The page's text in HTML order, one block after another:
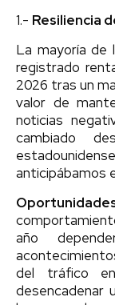
1.- Resiliencia
La mayoría de
registrado
2026 tras un
valor de
noticias
cambiado
anticipábamos
año
del tráfico
desencadenar